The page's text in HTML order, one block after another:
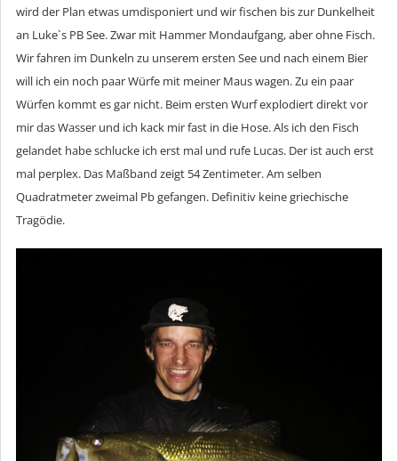
wird der Plan etwas umdisponiert und wir fischen bis zur Dunkelheit
an Luke`s PB See. Zwar mit Hammer Mondaufgang, aber ohne Fisch.
Wir fahren im Dunkeln zu unserem ersten See und nach einem Bier
will ich ein noch paar Würfe mit meiner Maus wagen. Zu ein paar
Würfen kommt es gar nicht. Beim ersten Wurf explodiert direkt vor
mir das Wasser und ich kack mir fast in die Hose. Als ich den Fisch
gelandet habe schlucke ich erst mal und rufe Lucas. Der ist auch erst
mal perplex. Das Maßband zeigt 54 Zentimeter. Am selben
Quadratmeter zweimal Pb gefangen. Definitiv keine griechische
Tragödie.